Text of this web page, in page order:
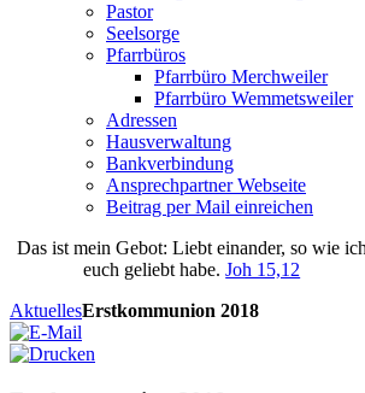
Pastor
Seelsorge
Pfarrbüros
Pfarrbüro Merchweiler
Pfarrbüro Wemmetsweiler
Adressen
Hausverwaltung
Bankverbindung
Ansprechpartner Webseite
Beitrag per Mail einreichen
Das ist mein Gebot: Liebt einander, so wie ich
euch geliebt habe.Joh 15,12
AktuellesErstkommunion 2018